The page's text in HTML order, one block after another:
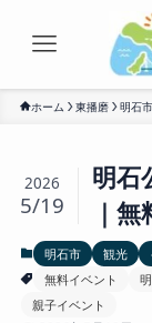
ホーム 東播磨 明石市
明石
｜
2026
5/19
明石市 観光
無料イベント
親子イベント